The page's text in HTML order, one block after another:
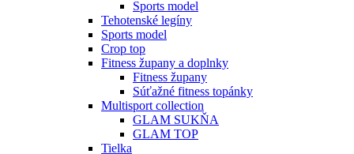
Sports model
Tehotenské legíny
Sports model
Crop top
Fitness župany a doplnky
Fitness župany
Súťažné fitness topánky
Multisport collection
GLAM SUKŇA
GLAM TOP
Tielka